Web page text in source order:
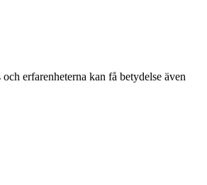
erfarenheterna kan få betydelse även